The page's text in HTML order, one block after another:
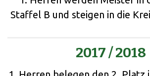
Staffel B und steigen in die
2017 / 2018